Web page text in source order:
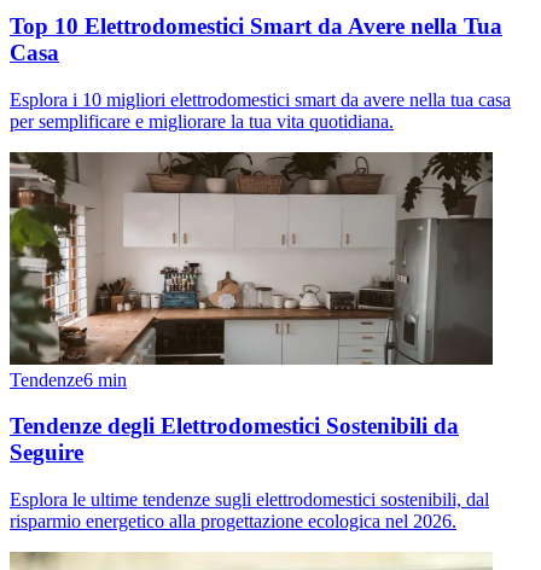
Top 10 Elettrodomestici Smart da Avere nella Tua
Casa
Esplora i 10 migliori elettrodomestici smart da avere nella tua casa
per semplificare e migliorare la tua vita quotidiana.
Tendenze6 min
Tendenze degli Elettrodomestici Sostenibili da
Seguire
Esplora le ultime tendenze sugli elettrodomestici sostenibili, dal
risparmio energetico alla progettazione ecologica nel 2026.